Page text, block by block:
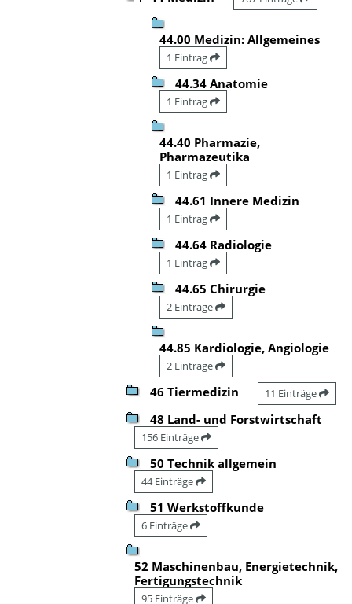
44.00 Medizin: Allgemeines
1 Eintrag
44.34 Anatomie
1 Eintrag
44.40 Pharmazie,
Pharmazeutika
1 Eintrag
44.61 Innere Medizin
1 Eintrag
44.64 Radiologie
1 Eintrag
44.65 Chirurgie
2 Einträge
44.85 Kardiologie, Angiologie
2 Einträge
46 Tiermedizin 11 Einträge
48 Land- und Forstwirtschaft
156 Einträge
50 Technik allgemein
44 Einträge
51 Werkstoffkunde
6 Einträge
52 Maschinenbau, Energietechnik,
Fertigungstechnik
95 Einträge